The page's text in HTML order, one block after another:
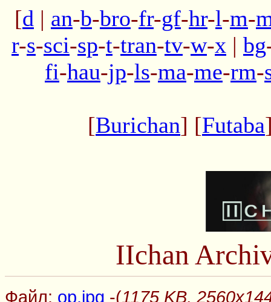
[d | an-b-bro-fr-gf-hr-l-m-
r-s-sci-sp-t-tran-tv-w-x | bg
fi-hau-jp-ls-ma-me-rm-
[Burichan] [Futaba
IIchan
Файл: op.jpg -(1175 KB,